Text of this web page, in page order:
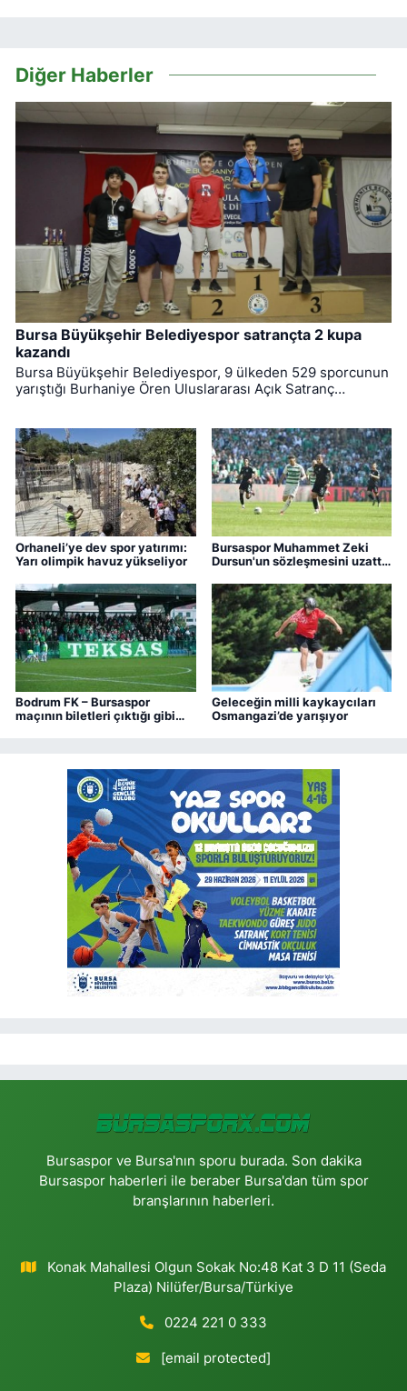
Diğer Haberler
Bursa Büyükşehir Belediyespor satrançta 2 kupa
kazandı
Bursa Büyükşehir Belediyespor, 9 ülkeden 529 sporcunun
yarıştığı Burhaniye Ören Uluslararası Açık Satranç
Orhaneli’ye dev spor yatırımı:
Yarı olimpik havuz yükseliyor
Bursaspor Muhammet Zeki
Dursun'un sözleşmesini uzattı,
Bodrum FK – Bursaspor
maçının biletleri çıktığı gibi
Geleceğin milli kaykaycıları
Osmangazi’de yarışıyor
Bursaspor ve Bursa'nın sporu burada. Son dakika
Bursaspor haberleri ile beraber Bursa'dan tüm spor
branşlarının haberleri.
Konak Mahallesi Olgun Sokak No:48 Kat 3 D 11 (Seda
Plaza) Nilüfer/Bursa/Türkiye
0224 221 0 333
[email protected]